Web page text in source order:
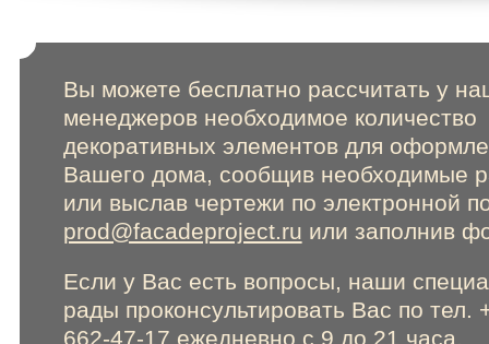
Вы можете бесплатно рассчитать у
менеджеров необходимое количество
декоративных элементов для
Вашего дома, сообщив необходимые
или выслав чертежи по электронной
prod@facadeproject.ru или заполнив
Если у Вас есть вопросы, наши
рады проконсультировать Вас по тел.
662-47-17 ежедневно с 9 до 21 часа.